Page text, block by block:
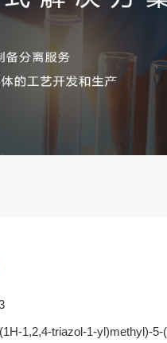
1,2,4-triazol-1-yl)methyl)-